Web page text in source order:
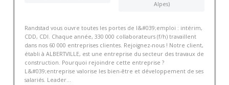
Alpes)
Randstad vous ouvre toutes les portes de l&#039;emploi : intérim,
CDD, CDI. Chaque année, 330 000 collaborateurs (f/h) travaillent
dans nos 60 000 entreprises clientes. Rejoignez-nous ! Notre client,
établi à ALBERTVILLE, est une entreprise du secteur des travaux de
construction. Pourquoi rejoindre cette entreprise ?
L&#039;entreprise valorise les bien-être et développement de ses
salariés. Leader...